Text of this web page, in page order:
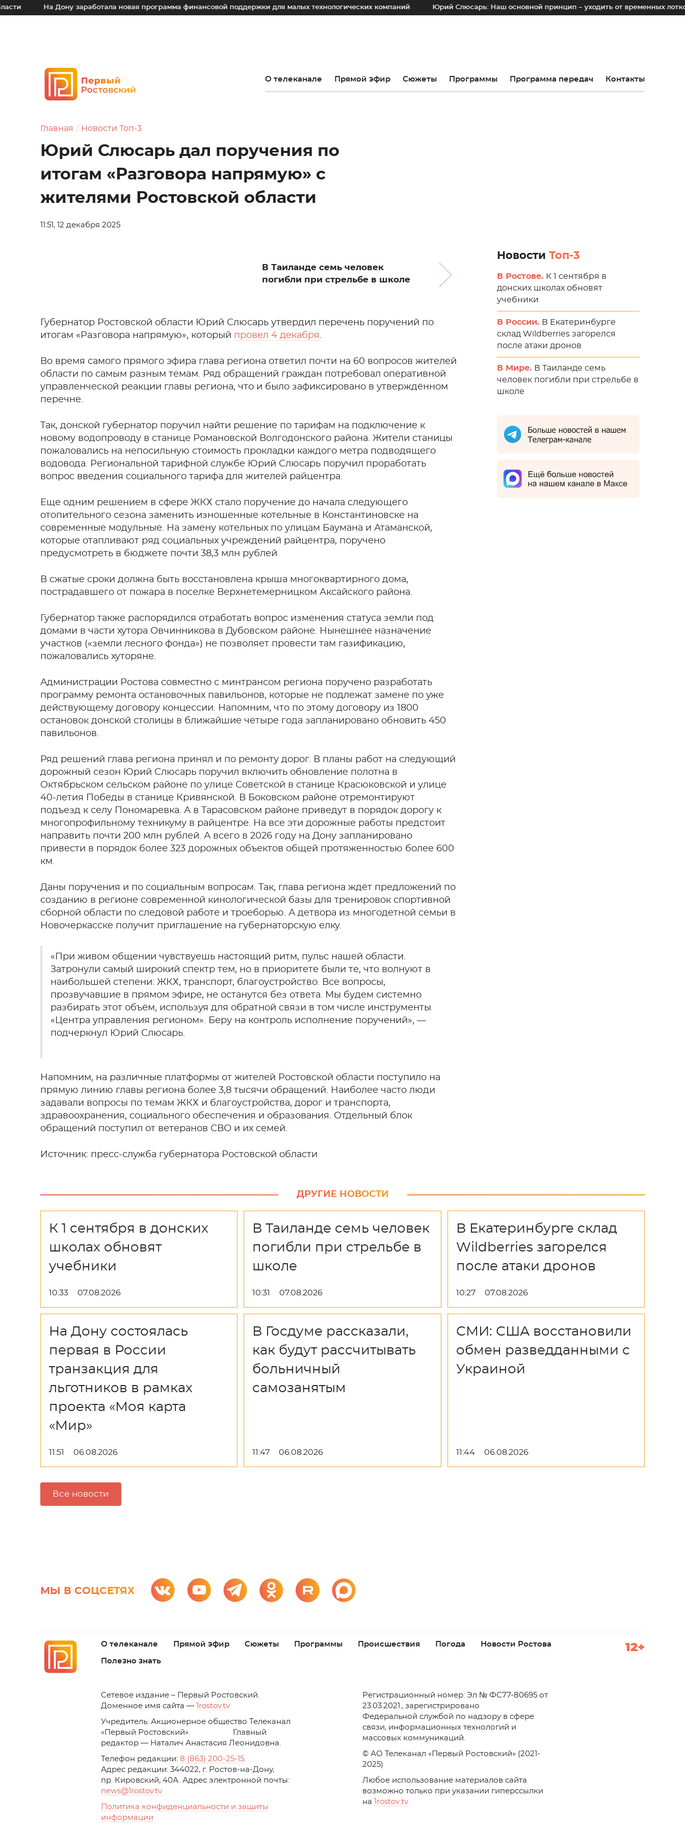
На Дону заработала новая программа финансовой поддержки для малых технологических компаний Юрий Слюсарь: Наш основной принцип – уходить от временных лотков,
О телеканале Прямой эфир Сюжеты Программы Программа передач Контакты
Главная Новости Топ-3
Юрий Слюсарь дал поручения по
итогам «Разговора напрямую» с
жителями Ростовской области
11:51, 12 декабря 2025
В Таиланде семь человек
погибли при стрельбе в школе
Губернатор Ростовской области Юрий Слюсарь утвердил перечень поручений по
итогам «Разговора напрямую», который провел 4 декабря.
Во время самого прямого эфира глава региона ответил почти на 60 вопросов жителей
области по самым разным темам. Ряд обращений граждан потребовал оперативной
управленческой реакции главы региона, что и было зафиксировано в утверждённом
перечне.
Так, донской губернатор поручил найти решение по тарифам на подключение к
новому водопроводу в станице Романовской Волгодонского района. Жители станицы
пожаловались на непосильную стоимость прокладки каждого метра подводящего
водовода. Региональной тарифной службе Юрий Слюсарь поручил проработать
вопрос введения социального тарифа для жителей райцентра.
Еще одним решением в сфере ЖКХ стало поручение до начала следующего
отопительного сезона заменить изношенные котельные в Константиновске на
современные модульные. На замену котельных по улицам Баумана и Атаманской,
которые отапливают ряд социальных учреждений райцентра, поручено
предусмотреть в бюджете почти 38,3 млн рублей
В сжатые сроки должна быть восстановлена крыша многоквартирного дома,
пострадавшего от пожара в поселке Верхнетемерницком Аксайского района.
Губернатор также распорядился отработать вопрос изменения статуса земли под
домами в части хутора Овчинникова в Дубовском районе. Нынешнее назначение
участков («земли лесного фонда») не позволяет провести там газификацию,
пожаловались хуторяне.
Администрации Ростова совместно с минтрансом региона поручено разработать
программу ремонта остановочных павильонов, которые не подлежат замене по уже
действующему договору концессии. Напомним, что по этому договору из 1800
остановок донской столицы в ближайшие четыре года запланировано обновить 450
павильонов.
Ряд решений глава региона принял и по ремонту дорог. В планы работ на следующий
дорожный сезон Юрий Слюсарь поручил включить обновление полотна в
Октябрьском сельском районе по улице Советской в станице Красюковской и улице
40-летия Победы в станице Кривянской. В Боковском районе отремонтируют
подъезд к селу Пономаревка. А в Тарасовском районе приведут в порядок дорогу к
многопрофильному техникуму в райцентре. На все эти дорожные работы предстоит
направить почти 200 млн рублей. А всего в 2026 году на Дону запланировано
привести в порядок более 323 дорожных объектов общей протяженностью более 600
км.
Даны поручения и по социальным вопросам. Так, глава региона ждёт предложений по
созданию в регионе современной кинологической базы для тренировок спортивной
сборной области по следовой работе и троеборью. А детвора из многодетной семьи в
Новочеркасске получит приглашение на губернаторскую елку.
«При живом общении чувствуешь настоящий ритм, пульс нашей области.
Затронули самый широкий спектр тем, но в приоритете были те, что волнуют в
наибольшей степени: ЖКХ, транспорт, благоустройство. Все вопросы,
прозвучавшие в прямом эфире, не останутся без ответа. Мы будем системно
разбирать этот объём, используя для обратной связи в том числе инструменты
«Центра управления регионом». Беру на контроль исполнение поручений», —
подчеркнул Юрий Слюсарь.
Напомним, на различные платформы от жителей Ростовской области поступило на
прямую линию главы региона более 3,8 тысячи обращений. Наиболее часто люди
задавали вопросы по темам ЖКХ и благоустройства, дорог и транспорта,
здравоохранения, социального обеспечения и образования. Отдельный блок
обращений поступил от ветеранов СВО и их семей.
Источник: пресс-служба губернатора Ростовской области
Новости Топ-3
В Ростове. К 1 сентября в
донских школах обновят
учебники
В России. В Екатеринбурге
склад Wildberries загорелся
после атаки дронов
В Мире. В Таиланде семь
человек погибли при стрельбе в
школе
ДРУГИЕ НОВОСТИ
К 1 сентября в донских
школах обновят
учебники
10:33 07.08.2026
В Таиланде семь человек
погибли при стрельбе в
школе
10:31 07.08.2026
В Екатеринбурге склад
Wildberries загорелся
после атаки дронов
10:27 07.08.2026
На Дону состоялась
первая в России
транзакция для
льготников в рамках
проекта «Моя карта
«Мир»
11:51 06.08.2026
В Госдуме рассказали,
как будут рассчитывать
больничный
самозанятым
11:47 06.08.2026
СМИ: США восстановили
обмен разведданными с
Украиной
11:44 06.08.2026
Все новости
МЫ В СОЦСЕТЯХ
О телеканале Прямой эфир Сюжеты Программы Происшествия Погода Новости Ростова
Полезно знать
12+
Cетевое издание – Первый Ростовский.
Доменное имя сайта —
1rostov.tv
Учредитель: Акционерное общество Телеканал
«Первый Ростовский». Главный
редактор — Наталич Анастасия Леонидовна.
Телефон редакции: 8 (863) 200-25-15.
Адрес редакции: 344022, г. Ростов-на-Дону,
пр. Кировский, 40А. Адрес электронной почты:
news@1rostov.tv
Политика конфиденциальности и защиты
информации
Регистрационный номер: Эл № ФС77-80695 от
23.03.2021., зарегистрировано
Федеральной службой по надзору в сфере
связи, информационных технологий и
массовых коммуникаций.
© АО Телеканал «Первый Ростовский» (2021-
2025)
Любое использование материалов сайта
возможно только при указании гиперссылки
на
rostov.tv